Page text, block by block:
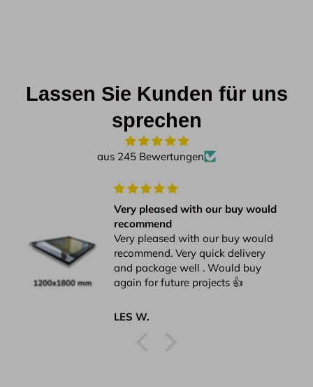
Lassen Sie Kunden für uns
sprechen
aus 245 Bewertungen
Very pleased with our buy would
recommend
Very pleased with our buy would
recommend. Very quick delivery
and package well . Would buy
again for future projects 👍
LES W.